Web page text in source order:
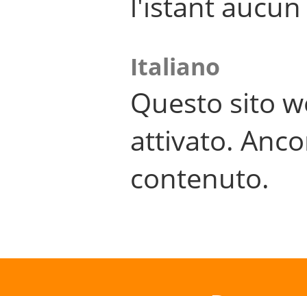
Italiano
Questo sito
attivato.
contenuto.